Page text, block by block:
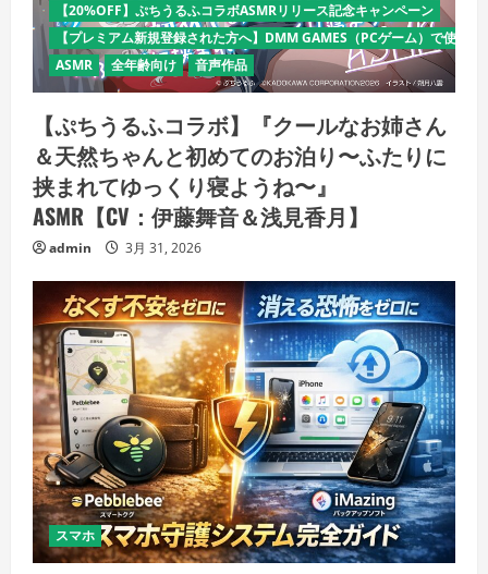
【20%OFF】ぷちうるふコラボASMRリリース記念キャンペーン
【プレミアム新規登録された方へ】DMM GAMES（PCゲーム）で使え
ASMR
全年齢向け 音声作品
【ぷちうるふコラボ】『クールなお姉さん
＆天然ちゃんと初めてのお泊り〜ふたりに
挟まれてゆっくり寝ようね〜』
ASMR【CV：伊藤舞音＆浅見香月】
admin 3月 31, 2026
スマホ